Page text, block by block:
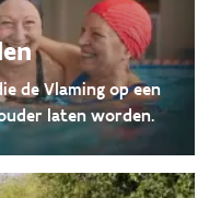
de Vlaming op een
laten worden.